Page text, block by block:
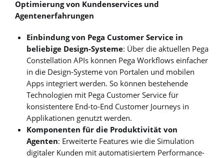
Optimierung von Kundenservices und
Agentenerfahrungen
Einbindung von Pega Customer Service in
beliebige Design-Systeme: Über die aktuellen Pega
Constellation APIs können Pega Workflows einfacher
in die Design-Systeme von Portalen und mobilen
Apps integriert werden. So können bestehende
Technologien mit Pega Customer Service für
konsistentere End-to-End Customer Journeys in
Applikationen genutzt werden.
Komponenten für die Produktivität von
Agenten: Erweiterte Features wie die Simulation
digitaler Kunden mit automatisiertem Performance-